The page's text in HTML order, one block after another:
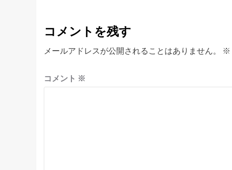
ゲ
ー
シ
ョ
ン
コメントを残す
メールアドレスが公開されることはありません。 ※
コメント ※